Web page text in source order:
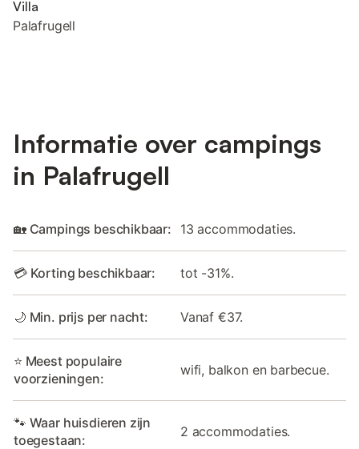
Villa
Palafrugell
Informatie over campings
in Palafrugell
🏡 Campings beschikbaar: 13 accommodaties.
💳 Korting beschikbaar: tot -31%.
🌙 Min. prijs per nacht: Vanaf €37.
⭐ Meest populaire
voorzieningen:
wifi, balkon en barbecue.
🐾 Waar huisdieren zijn
toegestaan:
2 accommodaties.